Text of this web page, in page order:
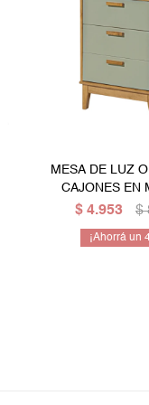
MESA DE LUZ
CAJONES EN
MACIZA -
$ 4.953 $